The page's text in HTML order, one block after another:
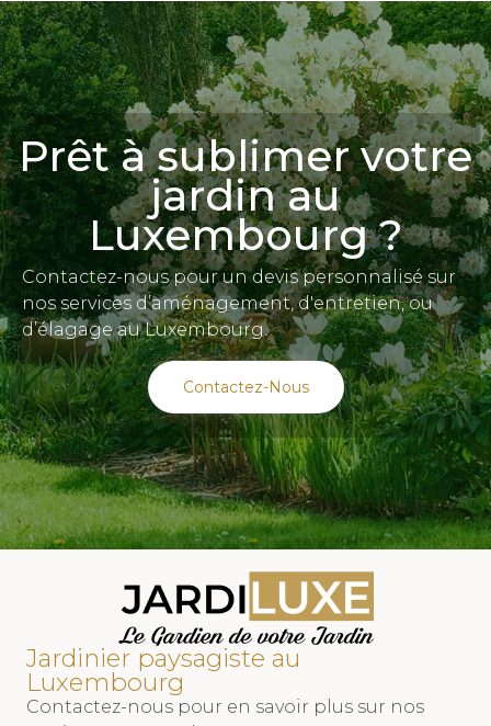
Prêt à sublimer votre
jardin au
Luxembourg ?
Contactez-nous pour un devis personnalisé sur
nos services d’aménagement, d'entretien, ou
d’élagage au Luxembourg.
Contactez-Nous
Jardinier paysagiste au
Luxembourg
Contactez-nous pour en savoir plus sur nos